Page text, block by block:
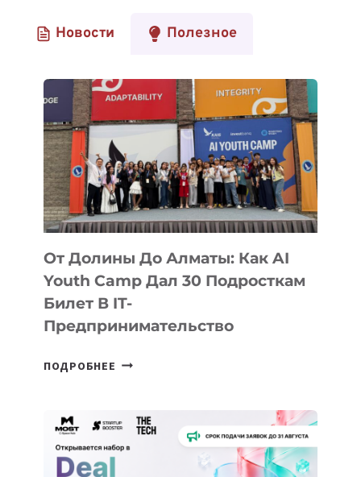
Новости Полезное
От Долины До Алматы: Как AI
Youth Camp Дал 30 Подросткам
Билет В IT-
Предпринимательство
ПОДРОБНЕЕ ОТ
АЛМАТЫ:
КАК
AI